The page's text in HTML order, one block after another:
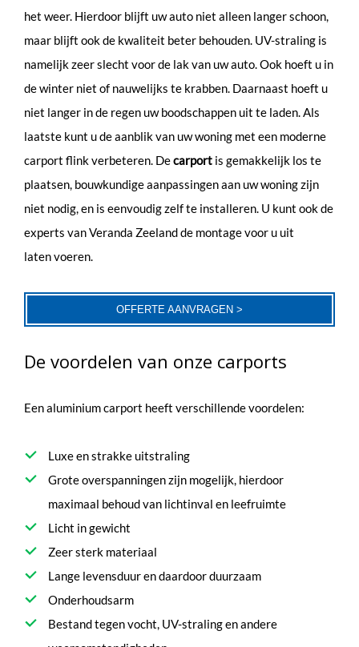
het weer. Hierdoor blijft uw auto niet alleen langer schoon,
maar blijft ook de kwaliteit beter behouden. UV-straling is
namelijk zeer slecht voor de lak van uw auto. Ook hoeft u in
de winter niet of nauwelijks te krabben. Daarnaast hoeft u
niet langer in de regen uw boodschappen uit te laden. Als
laatste kunt u de aanblik van uw woning met een moderne
carport flink verbeteren. Decarport is gemakkelijk los te
plaatsen, bouwkundige aanpassingen aan uw woning zijn
niet nodig, en is eenvoudig zelf te installeren. U kunt ook de
experts van Veranda Zeeland de montage voor u uit
laten voeren.
OFFERTE AANVRAGEN >
De voordelen van onze carports
Een aluminium carport heeft verschillende voordelen:
Luxe en strakke uitstraling
Grote overspanningen zijn mogelijk, hierdoor
maximaal behoud van lichtinval en leefruimte
Licht in gewicht
Zeer sterk materiaal
Lange levensduur en daardoor duurzaam
Onderhoudsarm
Bestand tegen vocht, UV-straling en andere